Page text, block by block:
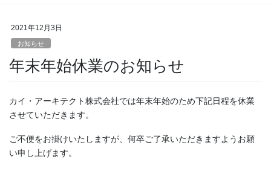
2021年12月3日
お知らせ
年末年始休業のお知らせ
カイ・アーキテクト株式会社では年末年始のため下記日程を休業
させていただきます。
ご不便をお掛けいたしますが、何卒ご了承いただきますようお願
い申し上げます。